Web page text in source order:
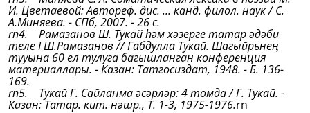
И. Цветаевой: Автореф. дис. ... канд. филол. наук / С.
А.Миняева. - СПб, 2007. - 26 с.
rn4. Рамазанов Ш. Тукай һәм хәзерге татар әдәби
теле I Ш.Рамазанов // Габдулла Тукай. Шагыйрьнең
тууына 60 ел тулуга багышланган конференция
материаллары. - Казан: Татгосиздат, 1948. - Б. 136-
169.
rn5. Тукай Г. Сайланма әсәрләр: 4 томда / Г. Тукай. -
Казан: Татар. кит. нәшр., Т. 1-3, 1975-1976.rn